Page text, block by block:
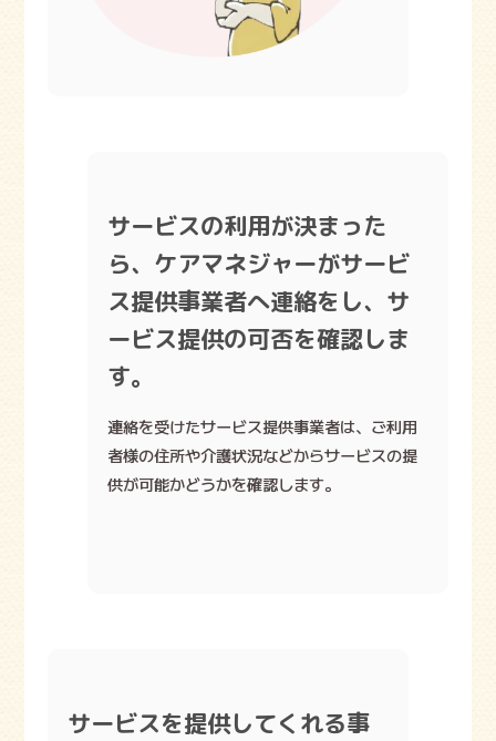
サービスの利用が決まった
ら、ケアマネジャーがサービ
ス提供事業者へ連絡をし、サ
ービス提供の可否を確認しま
す。
連絡を受けたサービス提供事業者は、ご利用
者様の住所や介護状況などからサービスの提
供が可能かどうかを確認します。
サービスを提供してくれる事